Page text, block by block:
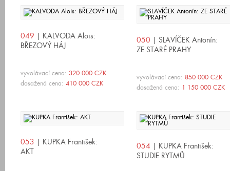
049 | KALVODA Alois:
BŘEZOVÝ HÁJ
vyvolávací cena: 320 000 CZK
dosažená cena: 410 000 CZK
050 | SLAVÍČEK Antonín:
ZE STARÉ PRAHY
vyvolávací cena: 850 000 CZK
dosažená cena: 1 150 000 CZK
053 | KUPKA František:
AKT
054 | KUPKA František:
STUDIE RYTMŮ